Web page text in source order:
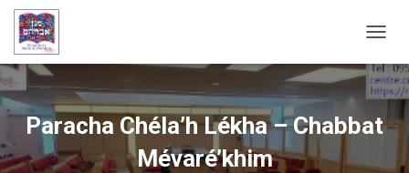
Paracha Chéla’h Lékha – Chabbat
Mévaré’khim